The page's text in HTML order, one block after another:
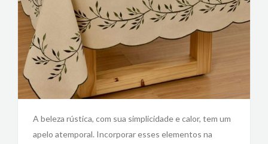
A beleza rústica, com sua simplicidade e calor, tem um
apelo atemporal. Incorporar esses elementos na